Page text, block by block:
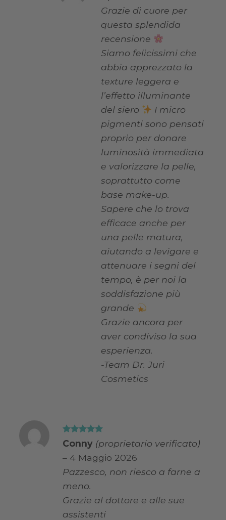
Grazie di cuore per
questa splendida
recensione
Siamo felicissimi che
abbia apprezzato la
texture leggera e
l’effetto illuminante
del siero
I micro
pigmenti sono pensati
proprio per donare
luminosità immediata
e valorizzare la pelle,
soprattutto come
base make-up.
Sapere che lo trova
efficace anche per
una pelle matura,
aiutando a levigare e
attenuare i segni del
tempo, è per noi la
soddisfazione più
grande
Grazie ancora per
aver condiviso la sua
esperienza.
-Team Dr. Juri
Cosmetics
Valutato 5
su 5
Conny (proprietario verificato)
– 4 Maggio 2026
Pazzesco, non riesco a farne a
meno.
Grazie al dottore e alle sue
assistenti